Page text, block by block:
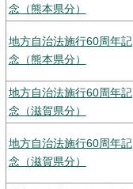
念（熊本県分）
地方自治法施行60周年記
念（熊本県分）
地方自治法施行60周年記
念（滋賀県分）
地方自治法施行60周年記
念（滋賀県分）